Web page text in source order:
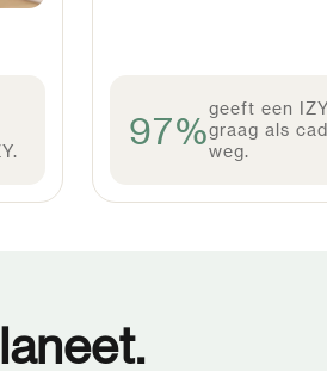
97%geeft een IZY
graag als
weg.